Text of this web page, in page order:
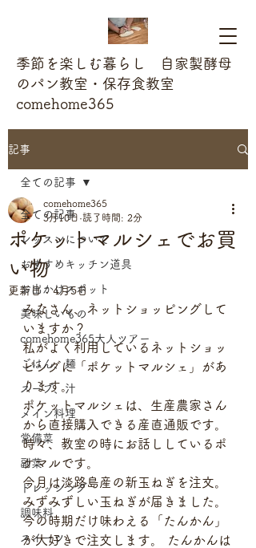
季節を楽しむ暮らし 自家製酵母
のパン教室・保存食教室
comehome365
記事
全ての記事
レッスンについて
おすすめキッチン道具
お出かけスポット
美味しいもの
comehome365大人ツアー
ごはん、麺
スープ、汁
メイン料理
常備菜
副菜
ドレッシング
調味料
スイーツ
全ての記事
ポケットマルシェでお買
い物
comehome365
3月10日 読了時間: 2分
更新日：4月5日
みなさん、ネットショッピングして
いますか？
私がよく利用しているネットショッ
ピングに「ポケットマルシェ」があ
ります。
ポケットマルシェは、生産農家さん
から直接購入できる産直通販です。
時々、教室の時にお話ししているポ
ケマルです。
今月は淡路島産の新玉ねぎを注文。
みずみずしい玉ねぎが届きました。
今の時期だけ味わえる「たんかん」
が大好きで注文します。 たんかんは